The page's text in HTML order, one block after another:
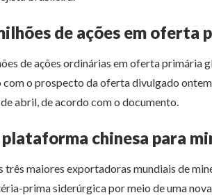
de ações em oferta
de ações ordinárias em oferta primária
o prospecto da oferta divulgado
abril, de acordo com o documento.
chinesa para
três maiores exportadoras mundiais de
prima siderúrgica por meio de uma